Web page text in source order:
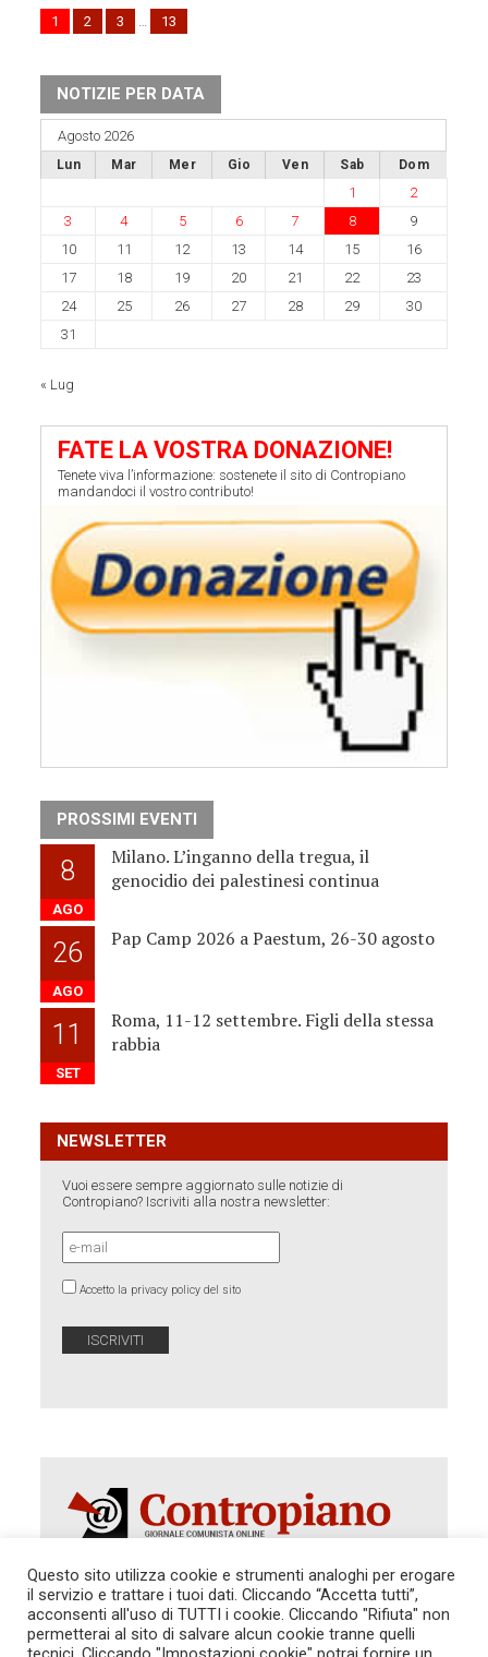
1 2 3 … 13
NOTIZIE PER DATA
Agosto 2026
Lun Mar Mer Gio Ven Sab Dom
1
2
3
4 5 6 7 8
9
10
11 12 13 14 15
16
17
18 19 20 21 22
23
24
25 26 27 28 29
30
31
« Lug
FATE LA VOSTRA DONAZIONE!
Tenete viva l’informazione: sostenete il sito di Contropiano
mandandoci il vostro contributo!
PROSSIMI EVENTI
8
AGO
Milano. L’inganno della tregua, il
genocidio dei palestinesi continua
26
AGO
Pap Camp 2026 a Paestum, 26-30 agosto
11
SET
Roma, 11-12 settembre. Figli della stessa
rabbia
NEWSLETTER
Vuoi essere sempre aggiornato sulle notizie di
Contropiano? Iscriviti alla nostra newsletter:
Accetto la privacy policy del sito
Autorizzazione del Tribunale di Roma 286 del 31
dicembre 2014. Direttore Responsabile: Sergio
Cararo. Indirizzo: V.Casalbruciato 27- sc. B - 00159
Questo sito utilizza cookie e strumenti analoghi per erogare
il servizio e trattare i tuoi dati. Cliccando “Accetta tutti”,
acconsenti all'uso di TUTTI i cookie. Cliccando "Rifiuta" non
permetterai al sito di salvare alcun cookie tranne quelli